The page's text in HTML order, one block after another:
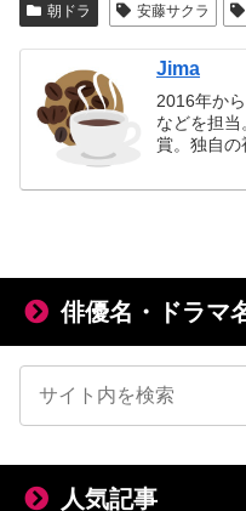
朝ドラ 安藤サクラ
Jima
2016年か
などを担
賞。独自の
俳優名・ドラマ
人気記事